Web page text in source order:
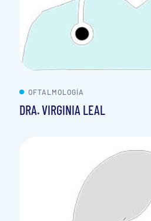
OFTALMOLOGÍA
DRA. VIRGINIA LEAL